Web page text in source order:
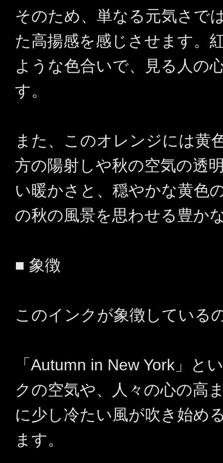
そのため、単なる元気さで
た高揚感を感じさせます。
ような色合いで、見る人の
す。
また、このオレンジには黄
方の陽射しや秋の空気の透
い暖かさと、穏やかな黄色
の秋の風景を思わせる豊か
■ 象徴
このインクが象徴している
「Autumn in New York」と
クの空気や、人々の心の高
に少し冷たい風が吹き始め
ます。